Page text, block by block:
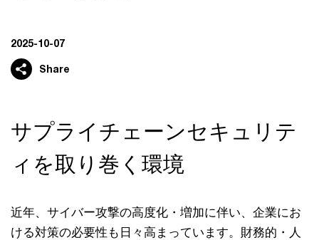
2025-10-07
Share
サプライチェーンセキュリテ
ィを取り巻く環境
近年、サイバー攻撃の高度化・増加に伴い、企業にお
ける対策の必要性も日々高まっています。財務的・人